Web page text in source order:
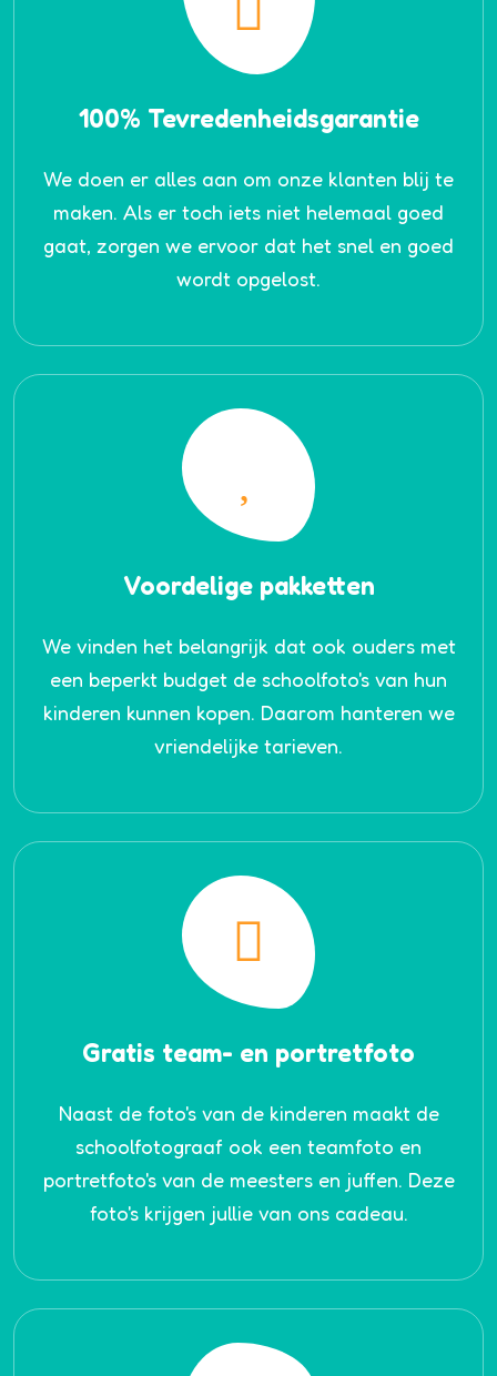
100% Tevredenheidsgarantie
We doen er alles aan om onze klanten blij te
maken. Als er toch iets niet helemaal goed
gaat, zorgen we ervoor dat het snel en goed
wordt opgelost.
Voordelige pakketten
We vinden het belangrijk dat ook ouders met
een beperkt budget de schoolfoto's van hun
kinderen kunnen kopen. Daarom hanteren we
vriendelijke tarieven.
Gratis team- en portretfoto
Naast de foto's van de kinderen maakt de
schoolfotograaf ook een teamfoto en
portretfoto's van de meesters en juffen. Deze
foto's krijgen jullie van ons cadeau.